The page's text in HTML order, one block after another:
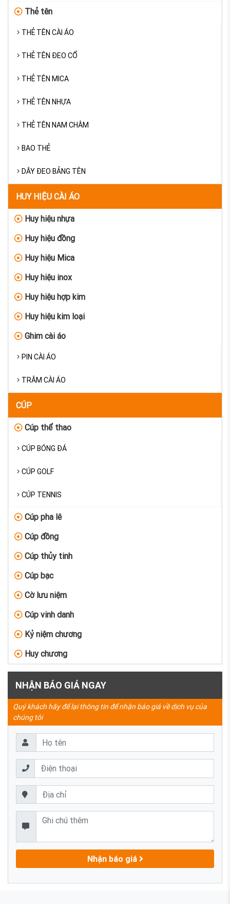
Thẻ tên
THẺ TÊN CÀI ÁO
THẺ TÊN ĐEO CỔ
THẺ TÊN MICA
THẺ TÊN NHỰA
THẺ TÊN NAM CHÂM
BAO THẺ
DÂY ĐEO BẢNG TÊN
HUY HIỆU CÀI ÁO
Huy hiệu nhựa
Huy hiệu đồng
Huy hiệu Mica
Huy hiệu inox
Huy hiệu hợp kim
Huy hiệu kim loại
Ghim cài áo
PIN CÀI ÁO
TRÂM CÀI ÁO
CÚP
Cúp thể thao
CÚP BÓNG ĐÁ
CÚP GOLF
CÚP TENNIS
Cúp pha lê
Cúp đồng
Cúp thủy tinh
Cúp bạc
Cờ lưu niệm
Cúp vinh danh
Kỷ niệm chương
Huy chương
NHẬN BÁO GIÁ NGAY
Quý khách hãy để lại thông tin để nhận báo giá về dịch vụ của
chúng tôi
Nhận báo giá